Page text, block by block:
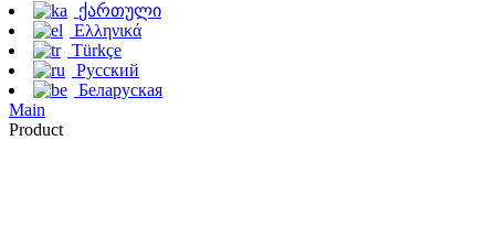
ქართული
Ελληνικά
Türkçe
Русский
Беларуская
Main
Product